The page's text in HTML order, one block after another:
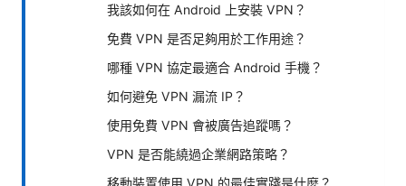
我該如何在 Android 上安裝 VPN？
免費 VPN 是否足夠用於工作用途？
哪種 VPN 協定最適合 Android 手機？
如何避免 VPN 漏流 IP？
使用免費 VPN 會被廣告追蹤嗎？
VPN 是否能繞過企業網路策略？
移動裝置使用 VPN 的最佳實踐是什麼？